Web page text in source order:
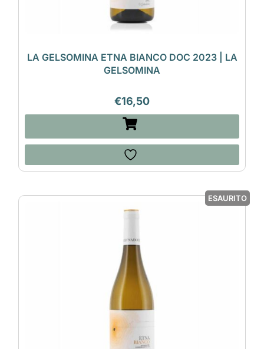
LA GELSOMINA ETNA BIANCO DOC 2023 | LA
GELSOMINA
€16,50
ESAURITO